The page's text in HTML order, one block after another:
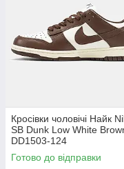
Кросівки чоловічі Найк
SB Dunk Low White
DD1503-124
Готово до відправки